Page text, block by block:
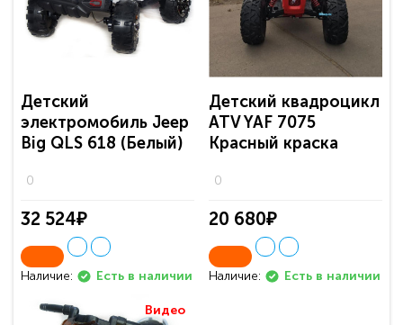
Детский
электромобиль Jeep
Big QLS 618 (Белый)
0
32 524₽
Наличие: Есть в наличии
Детский квадроцикл
ATV YAF 7075
Красный краска
0
20 680₽
Наличие: Есть в наличии
Видео